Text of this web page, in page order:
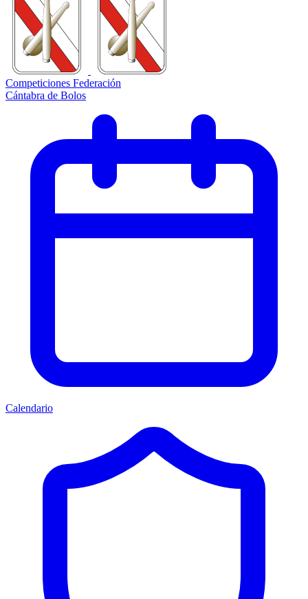
Competiciones Federación
Cántabra de Bolos
Calendario